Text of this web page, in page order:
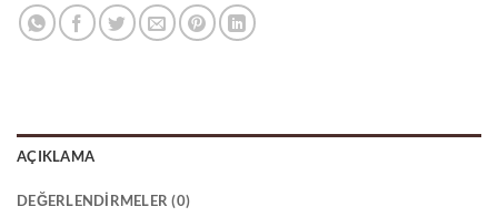
AÇIKLAMA
DEĞERLENDIRMELER (0)